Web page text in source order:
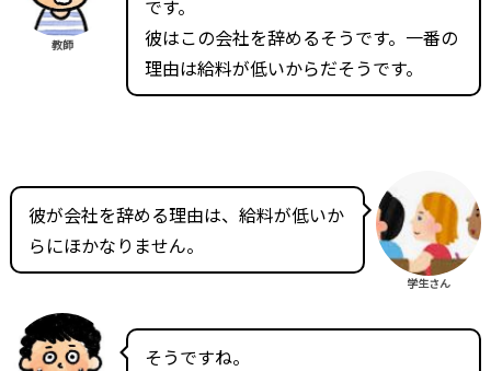
教師
です。
彼はこの会社を辞めるそうです。一番の
理由は給料が低いからだそうです。
彼が会社を辞める理由は、給料が低いか
らにほかなりません。
学生さん
そうですね。